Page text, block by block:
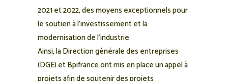
2021 et 2022, des moyens exceptionnels pour
le soutien à l’investissement et la
modernisation de l’industrie.
Ainsi, la Direction générale des entreprises
(DGE) et Bpifrance ont mis en place un appel à
projets afin de soutenir des projets